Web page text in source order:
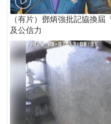
（有片）鄧炳強批記協換
及公信力